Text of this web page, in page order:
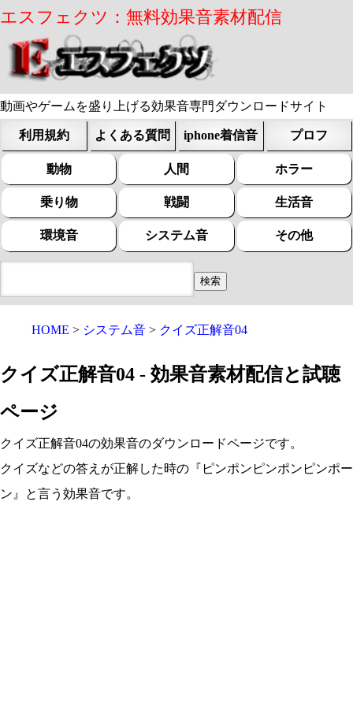
エスフェクツ：無料効果音素材配信
動画やゲームを盛り上げる効果音専門ダウンロードサイト
利用規約 よくある質問 iphone着信音 プロフ
動物 人間 ホラー
乗り物 戦闘 生活音
環境音 システム音 その他
HOME システム音 クイズ正解音04
クイズ正解音04 - 効果音素材配信と試聴
ページ
クイズ正解音04の効果音のダウンロードページです。
クイズなどの答えが正解した時の『ピンポンピンポンピンポー
ン』と言う効果音です。